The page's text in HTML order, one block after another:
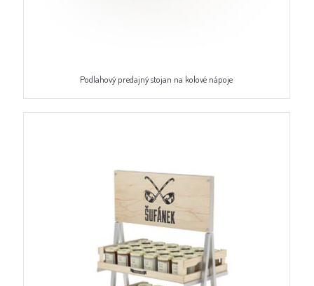
Podlahový predajný stojan na kolové nápoje